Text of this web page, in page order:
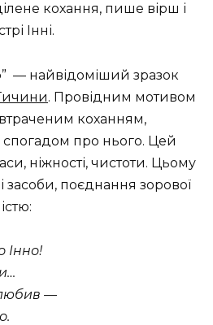
кохання, пише вірш і
Інні.
— найвідоміший зразок
. Провідним мотивом
коханням,
спогадом про нього. Цей
ніжності, чистоти. Цьому
поєднання зорової
Інно!
—